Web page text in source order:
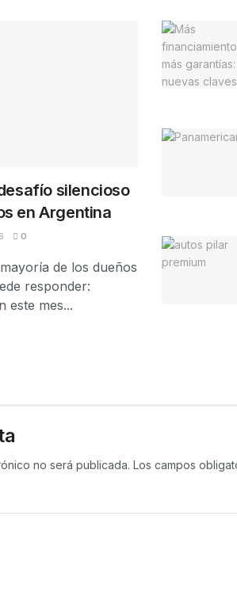
silencioso
en Argentina
0
de los dueños
responder:
este mes...
no será publicada. Los campos